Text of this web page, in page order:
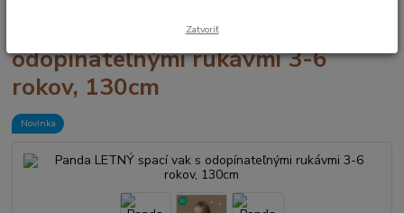
Panda LETNÝ spací vak s
odopínateľnými rukávmi 3-6
rokov, 130cm
Novinka
Zatvoriť